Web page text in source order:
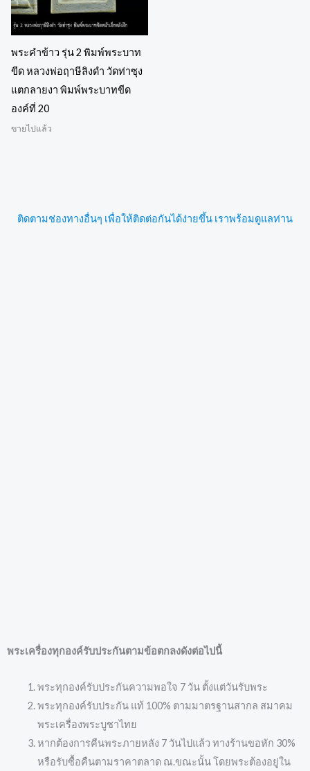
พระคำข้าว รุ่น 2 พิมพ์พระบาท
ขีด หลวงพ่อฤาษีลิงดำ วัดท่าซุง
แตกลายงา พิมพ์พระบาทขีด
องค์ที่ 20
ขายไปแล้ว
ติดตามช่องทางอื่นๆ เพื่อให้ติดต่อกันได้ง่ายขึ้น เราพร้อมดูแลท่าน
พระเครื่องทุกองค์รับประกันตามข้อตกลงดังต่อไปนี้
พระทุกองค์รับประกันความพอใจ 7 วัน ตั้งแต่วันรับพระ
พระทุกองค์รับประกัน แท้ 100% ตามมาตรฐานสากล สมาคม
พระเครื่องพระบูชาไทย
หากต้องการคืนพระภายหลัง 7 วันไปแล้ว ทางร้านขอหัก 30%
หรือรับซื้อคืนตามราคาตลาด ณ.ขณะนั้น โดยพระต้องอยู่ใน